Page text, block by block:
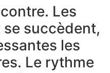
Les
succèdent,
les
Le rythme